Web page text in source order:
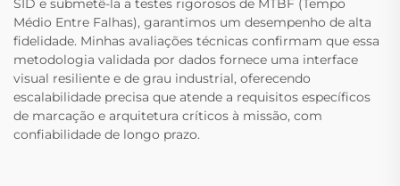
SID e submetê-la a testes rigorosos de MTBF (Tempo
Médio Entre Falhas), garantimos um desempenho de alta
fidelidade. Minhas avaliações técnicas confirmam que essa
metodologia validada por dados fornece uma interface
visual resiliente e de grau industrial, oferecendo
escalabilidade precisa que atende a requisitos específicos
de marcação e arquitetura críticos à missão, com
confiabilidade de longo prazo.